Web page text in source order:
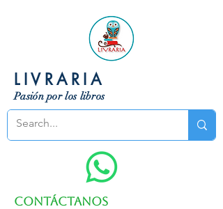
LIVRARIA
Pasión por los libros
Contáctanos